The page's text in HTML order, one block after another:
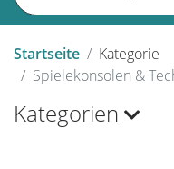
Startseite
Kategorie
Spielekonsolen &
Kategorien